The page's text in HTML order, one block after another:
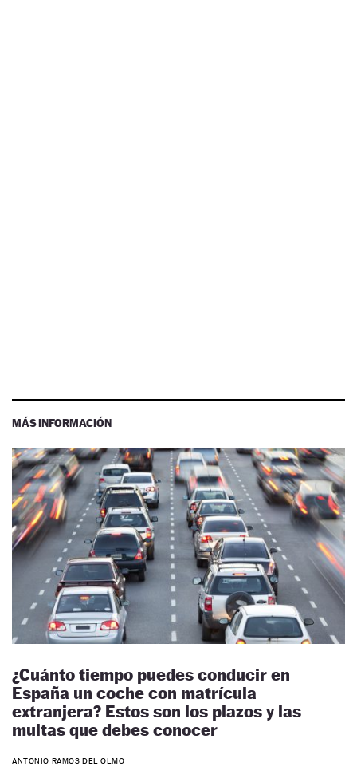
MÁS INFORMACIÓN
¿Cuánto tiempo puedes conducir en
España un coche con matrícula
extranjera? Estos son los plazos y las
multas que debes conocer
ANTONIO RAMOS DEL OLMO